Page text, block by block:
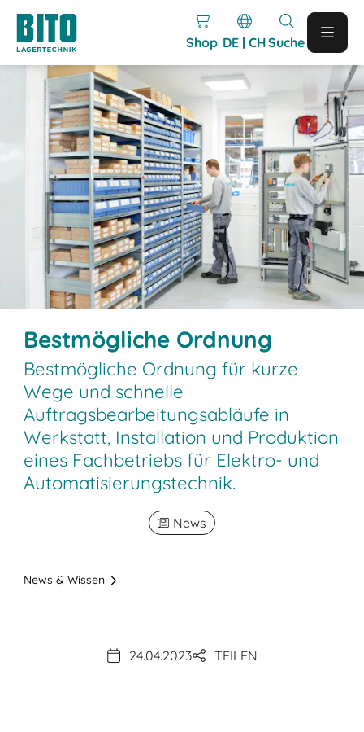
Shop DE | CHSuche
Bestmögliche Ordnung
Bestmögliche Ordnung für kurze
Wege und schnelle
Auftragsbearbeitungsabläufe in
Werkstatt, Installation und Produktion
eines Fachbetriebs für Elektro- und
Automatisierungstechnik.
News
News & Wissen
24.04.2023 TEILEN